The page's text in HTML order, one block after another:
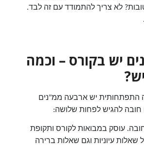
לא צריך להתמודד עם זה לבד.
יש בקורס – וכמה
התפתחותית יש ארבעה ממ"נים
להגיש לפחות שלושה:
11 – חובה. עוסק במבואות לקורס ותקופת
שאלות עיוניות וגם שאלות ברירה